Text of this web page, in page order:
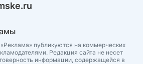
публикуются на коммерческих
Редакция сайта не несет
информации, содержащейся в